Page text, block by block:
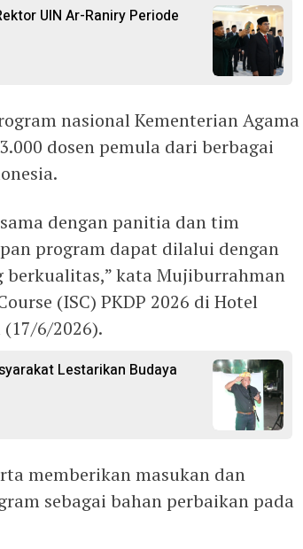
UIN Ar-Raniry Periode
nasional Kementerian Agama
dosen pemula dari berbagai
dengan panitia dan tim
program dapat dilalui dengan
kata Mujiburrahman
(ISC) PKDP 2026 di Hotel
(17/6/2026).
Lestarikan Budaya
memberikan masukan dan
sebagai bahan perbaikan pada